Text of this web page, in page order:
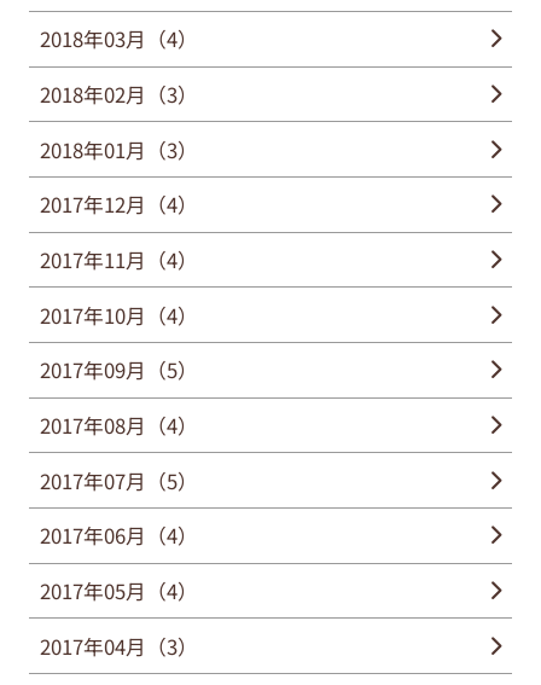
2018年03月（4）
2018年02月（3）
2018年01月（3）
2017年12月（4）
2017年11月（4）
2017年10月（4）
2017年09月（5）
2017年08月（4）
2017年07月（5）
2017年06月（4）
2017年05月（4）
2017年04月（3）